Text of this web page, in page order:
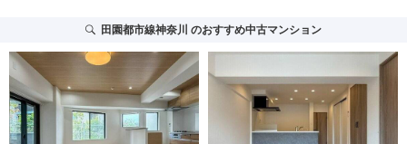
田園都市線神奈川 のおすすめ中古マンション